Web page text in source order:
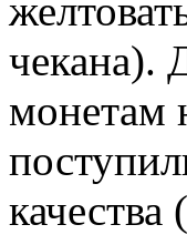
чекана).
монетам